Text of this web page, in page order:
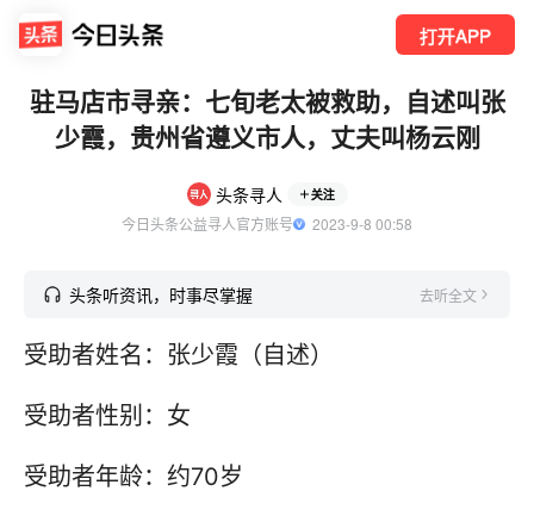
打开APP
驻马店市寻亲：七旬老太被救助，自述叫张
少霞，贵州省遵义市人，丈夫叫杨云刚
头条寻人 关注
今日头条公益寻人官方账号
  2023-9-8 00:58
头条听资讯，时事尽掌握 去听全文
受助者姓名：张少霞（自述）
受助者性别：女
受助者年龄：约70岁